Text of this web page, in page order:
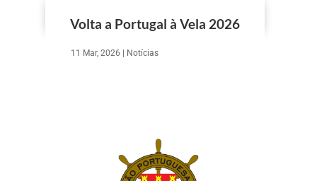
Volta a Portugal à Vela 2026
11 Mar, 2026 Notícias